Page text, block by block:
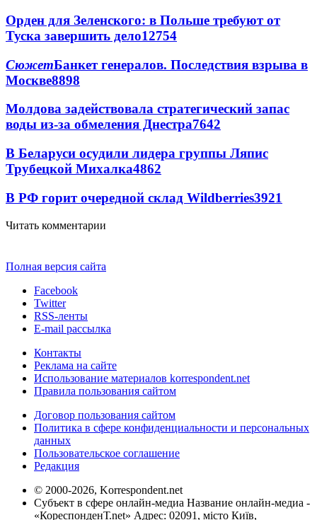
Орден для Зеленского: в Польше требуют от
Туска завершить дело12754
СюжетБанкет генералов. Последствия взрыва в
Москве8898
Молдова задействовала стратегический запас
воды из-за обмеления Днестра7642
В Беларуси осудили лидера группы Ляпис
Трубецкой Михалка4862
В РФ горит очередной склад Wildberries3921
Читать комментарии
Полная версия сайта
Facebook
Twitter
RSS-ленты
E-mail рассылка
Контакты
Реклама на сайте
Использование материалов korrespondent.net
Правила пользования сайтом
Договор пользования сайтом
Политика в сфере конфиденциальности и персональных
данных
Пользовательское соглашение
Редакция
© 2000-2026, Korrespondent.net
Субъект в сфере онлайн-медиа Название онлайн-медиа -
«КореспонденТ.net» Адрес: 02091, місто Київ,